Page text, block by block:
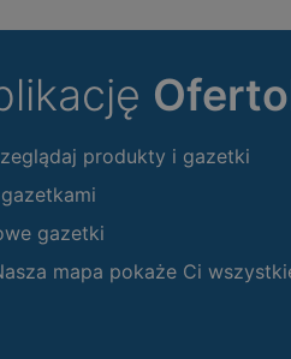
produkty i gazetki
gazetki
mapa pokaże Ci